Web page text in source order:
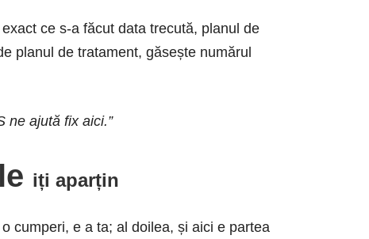
ce s-a făcut data trecută, planul de
planul de tratament, găsește numărul
ne ajută fix aici.”
iți aparțin
cumperi, e a ta; al doilea, și aici e partea